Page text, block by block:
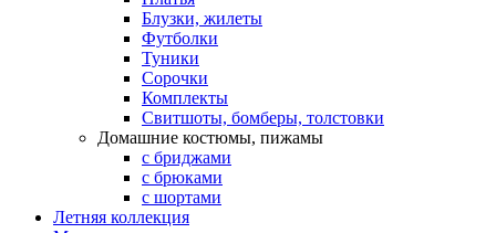
Блузки, жилеты
Футболки
Туники
Сорочки
Комплекты
Свитшоты, бомберы, толстовки
Домашние костюмы, пижамы
с бриджами
с брюками
с шортами
Летняя коллекция